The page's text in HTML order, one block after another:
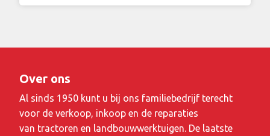
Over ons
Al sinds 1950 kunt u bij ons familiebedrijf terecht
voor de verkoop, inkoop en de reparaties
van tractoren en landbouwwerktuigen. De laatste